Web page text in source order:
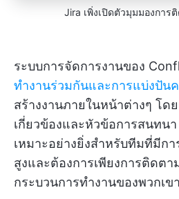
Jira เพิ่งเปิดตัวมุมมองกา
ระบบการจัดการงานของ
ทำงานร่วมกันและการแบ่งปัน
สร้างงานภายในหน้าต่างๆ โด
เกี่ยวข้องและหัวข้อการสนทน
เหมาะอย่างยิ่งสำหรับทีมที่มีก
สูงและต้องการเพียงการติดตา
กระบวนการทำงานของพวกเขา